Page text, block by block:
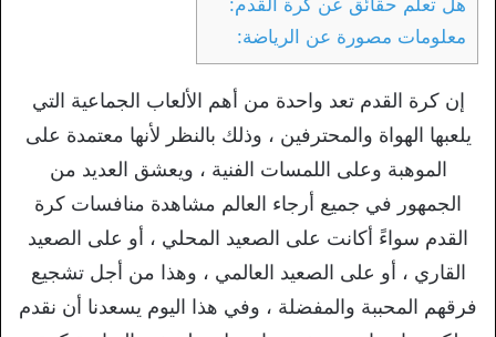
معلومات مصورة عن الرياضة:
إن كرة القدم تعد واحدة من أهم الألعاب الجماعية التي
يلعبها الهواة والمحترفين ، وذلك بالنظر لأنها معتمدة على
الموهبة وعلى اللمسات الفنية ، ويعشق العديد من
الجمهور في جميع أرجاء العالم مشاهدة منافسات كرة
القدم سواءً أكانت على الصعيد المحلي ، أو على الصعيد
القاري ، أو على الصعيد العالمي ، وهذا من أجل تشجيع
فرقهم المحببة والمفضلة ، وفي هذا اليوم يسعدنا أن نقدم